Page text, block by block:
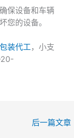
保设备和车辆
您的设备。
装代工，小支
后一篇文章